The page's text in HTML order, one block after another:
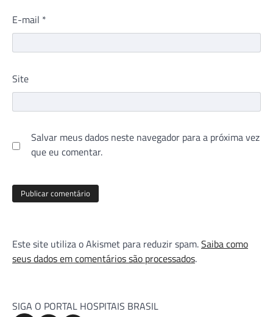
E-mail *
Site
Salvar meus dados neste navegador para a próxima vez
que eu comentar.
Este site utiliza o Akismet para reduzir spam.Saiba como
seus dados em comentários são processados.
SIGA O PORTAL HOSPITAIS BRASIL